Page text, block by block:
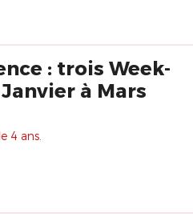
Week-
à Mars
4 ans.